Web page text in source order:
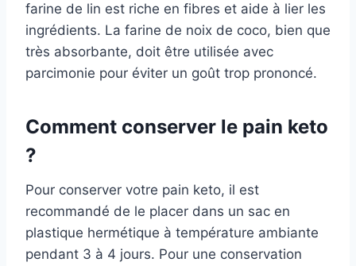
farine de lin est riche en fibres et aide à lier les
ingrédients. La farine de noix de coco, bien que
très absorbante, doit être utilisée avec
parcimonie pour éviter un goût trop prononcé.
Comment conserver le pain keto
?
Pour conserver votre pain keto, il est
recommandé de le placer dans un sac en
plastique hermétique à température ambiante
pendant 3 à 4 jours. Pour une conservation